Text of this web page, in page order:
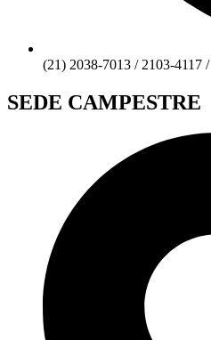
(21) 2038-7013 / 2103-4117
SEDE CAMPESTRE